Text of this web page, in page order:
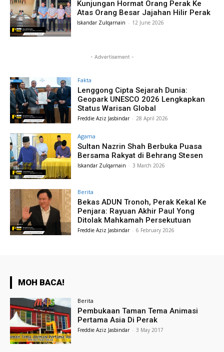
Kunjungan Hormat Orang Perak Ke
Atas Orang Besar Jajahan Hilir Perak
Iskandar Zulqarnain - 12 June 2026
- Advertisement -
Fakta
Lenggong Cipta Sejarah Dunia:
Geopark UNESCO 2026 Lengkapkan
Status Warisan Global
Freddie Aziz Jasbindar - 28 April 2026
Agama
Sultan Nazrin Shah Berbuka Puasa
Bersama Rakyat di Behrang Stesen
Iskandar Zulqarnain - 3 March 2026
Berita
Bekas ADUN Tronoh, Perak Kekal Ke
Penjara: Rayuan Akhir Paul Yong
Ditolak Mahkamah Persekutuan
Freddie Aziz Jasbindar - 6 February 2026
MOH BACA!
Berita
Pembukaan Taman Tema Animasi
Pertama Asia Di Perak
Freddie Aziz Jasbindar - 3 May 2017